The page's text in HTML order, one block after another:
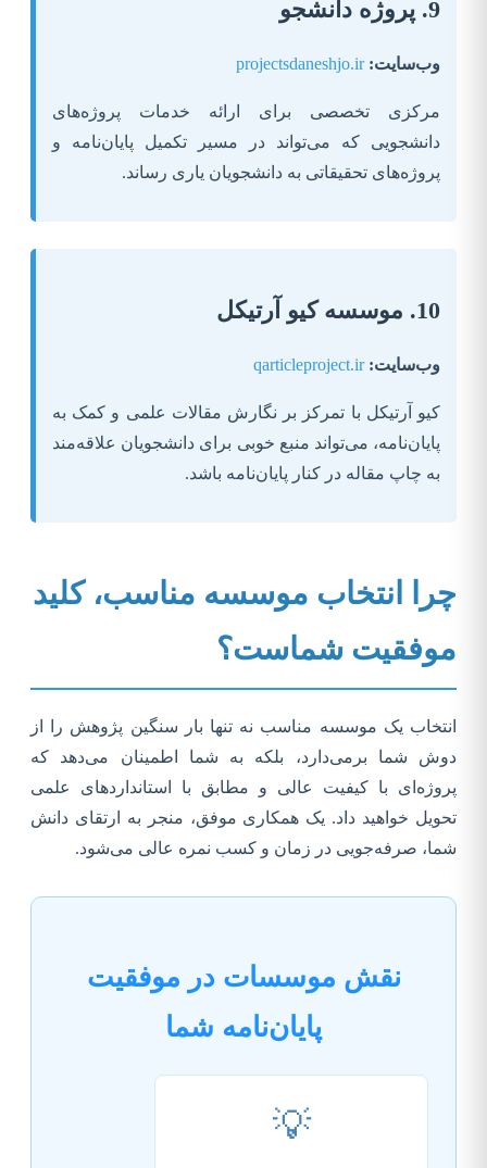
9. پروژه دانشجو
وب‌سایت: projectsdaneshjo.ir
مرکزی تخصصی برای ارائه خدمات پروژه‌های
دانشجویی که می‌تواند در مسیر تکمیل پایان‌نامه و
پروژه‌های تحقیقاتی به دانشجویان یاری رساند.
10. موسسه کیو آرتیکل
وب‌سایت: qarticleproject.ir
کیو آرتیکل با تمرکز بر نگارش مقالات علمی و کمک به
پایان‌نامه، می‌تواند منبع خوبی برای دانشجویان علاقه‌مند
به چاپ مقاله در کنار پایان‌نامه باشد.
چرا انتخاب موسسه مناسب، کلید
موفقیت شماست؟
انتخاب یک موسسه مناسب نه تنها بار سنگین پژوهش را از
دوش شما برمی‌دارد، بلکه به شما اطمینان می‌دهد که
پروژه‌ای با کیفیت عالی و مطابق با استانداردهای علمی
تحویل خواهید داد. یک همکاری موفق، منجر به ارتقای دانش
شما، صرفه‌جویی در زمان و کسب نمره عالی می‌شود.
نقش موسسات در موفقیت
پایان‌نامه شما
💡